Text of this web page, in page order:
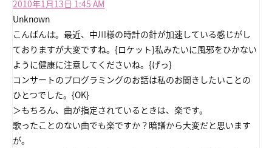
2010年1月13日 1:45 AM
Unknown
こんばんは。最近、中川様の時計の針が加速している感じがし
ておりますが大変ですね。{ロケット}私みたいに風邪をひかない
ように健康に注意してくださいね。{げっ}
コンサートのプログラミングのお話は私のお聞きしたいことの
ひとつでした。{OK}
＞もちろん、曲が指定されているときは、楽です。
歌ったことのない曲でも楽ですか？暗譜から大変だと思います
が。